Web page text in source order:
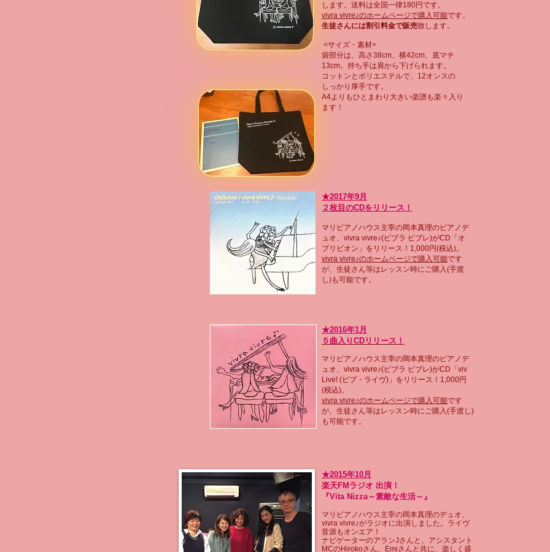
します。送料は全国一律180円です。
vivra vivre♪のホームページで購入可能です。
生徒さんには割引料金で販売致します。
<サイズ・素材>
袋部分は、高さ38cm、横42cm、 底マチ
13cm。 持ち手は肩から下げられます。
コットンとポリエステルで、 12オンスの
しっかり厚手です。
A4よりもひとまわり 大きい楽譜も楽々入り
ます！
★2017年9月
２枚目のCDをリリース！
マリピアノハウス主宰の岡本真理のピアノデ
ュオ、vivra vivre♪(ビブラ ビブレ)がCD「オ
ブリビオン」をリリース！1,000円(税込)。
vivra vivre♪のホームページで購入可能です
が、生徒さん等はレッスン時にご購入(手渡
し)も可能です。
★2016年1月
５曲入りCDリリース！
マリピアノハウス主宰の岡本真理のピアノデ
ュオ、vivra vivre♪(ビブラ ビブレ)がCD「viv
Live! (ビブ・ライヴ)」をリリース！1,000円
(税込)。
vivra vivre♪のホームページで購入可能です
が、生徒さん等はレッスン時にご購入(手渡し)
も可能です。
★2015年10月
楽天FMラジオ 出演！
『Vita Nizza～素敵な生活～』
マリピアノハウス主宰の岡本真理のデュオ、
vivra vivre♪がラジオに出演しました。ライヴ
音源もオンエア！
ナビゲーターのアランJさんと、アシスタント
MCのHirokoさん、Emiさんと共に、楽しく盛